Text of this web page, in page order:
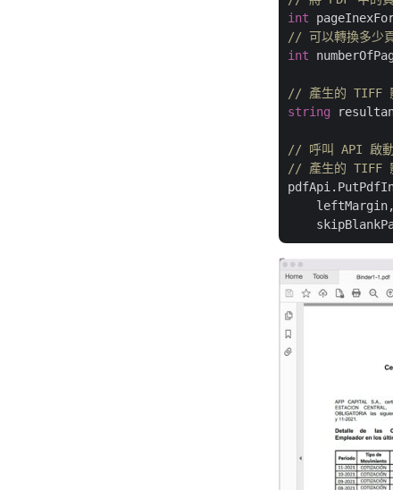
int
// 可以轉換多少
int
// 產生的 TIFF
string
// 呼叫 API 啟
// 產生的 TIFF